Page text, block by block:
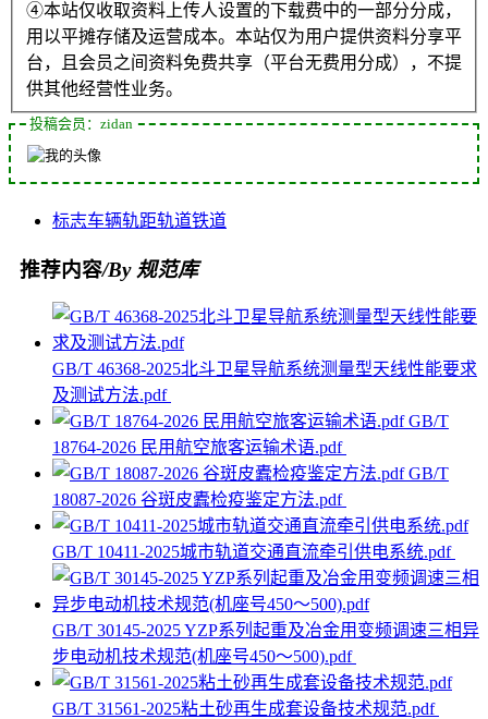
④本站仅收取资料上传人设置的下载费中的一部分分成，
用以平摊存储及运营成本。本站仅为用户提供资料分享平
台，且会员之间资料免费共享（平台无费用分成），不提
供其他经营性业务。
投稿会员：zidan
标志车辆轨距轨道铁道
推荐内容/By 规范库
GB/T 46368-2025北斗卫星导航系统测量型天线性能要求
及测试方法.pdf
GB/T
18764-2026 民用航空旅客运输术语.pdf
GB/T
18087-2026 谷斑皮蠹检疫鉴定方法.pdf
GB/T 10411-2025城市轨道交通直流牵引供电系统.pdf
GB/T 30145-2025 YZP系列起重及冶金用变频调速三相异
步电动机技术规范(机座号450～500).pdf
GB/T 31561-2025粘土砂再生成套设备技术规范.pdf